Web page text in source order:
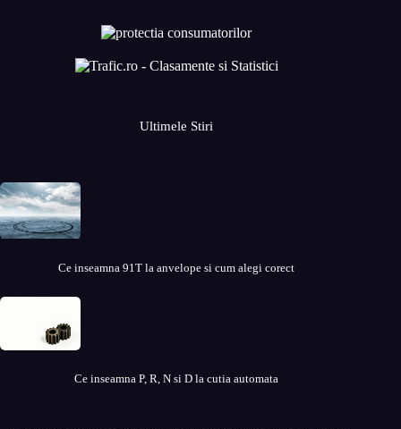
Ultimele Stiri
Ce inseamna 91T la anvelope si cum alegi corect
Ce inseamna P, R, N si D la cutia automata